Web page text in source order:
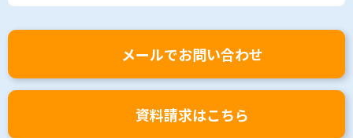
メールでお問い合わせ
資料請求はこちら